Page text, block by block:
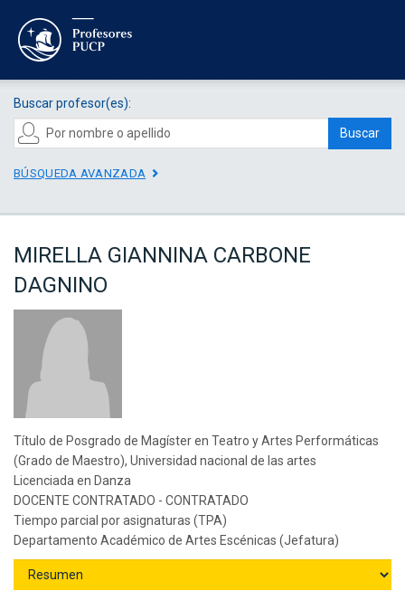
Buscar profesor(es):
Buscar
BÚSQUEDA AVANZADA
MIRELLA GIANNINA CARBONE
DAGNINO
Título de Posgrado de Magíster en Teatro y Artes Performáticas
(Grado de Maestro), Universidad nacional de las artes
Licenciada en Danza
DOCENTE CONTRATADO - CONTRATADO
Tiempo parcial por asignaturas (TPA)
Departamento Académico de Artes Escénicas (Jefatura)